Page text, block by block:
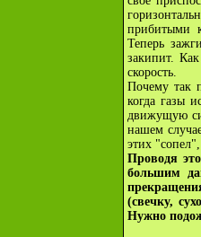
прибитыми
Теперь
закипит.
скорость.
Почему так
когда газы
движущую
нашем
этих
Проводя
большим
(свечку,
Нужно